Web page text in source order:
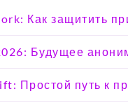
Как защитить
Будущее
Простой путь к